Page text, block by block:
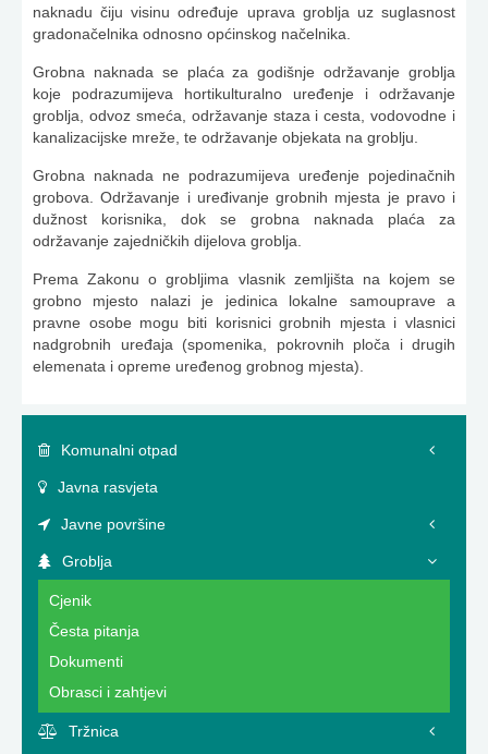
naknadu čiju visinu određuje uprava groblja uz suglasnost
gradonačelnika odnosno općinskog načelnika.
Grobna naknada se plaća za godišnje održavanje groblja
koje podrazumijeva hortikulturalno uređenje i održavanje
groblja, odvoz smeća, održavanje staza i cesta, vodovodne i
kanalizacijske mreže, te održavanje objekata na groblju.
Grobna naknada ne podrazumijeva uređenje pojedinačnih
grobova. Održavanje i uređivanje grobnih mjesta je pravo i
dužnost korisnika, dok se grobna naknada plaća za
održavanje zajedničkih dijelova groblja.
Prema Zakonu o grobljima vlasnik zemljišta na kojem se
grobno mjesto nalazi je jedinica lokalne samouprave a
pravne osobe mogu biti korisnici grobnih mjesta i vlasnici
nadgrobnih uređaja (spomenika, pokrovnih ploča i drugih
elemenata i opreme uređenog grobnog mjesta).
Komunalni otpad
Javna rasvjeta
Javne površine
Groblja
Cjenik
Česta pitanja
Dokumenti
Obrasci i zahtjevi
Tržnica